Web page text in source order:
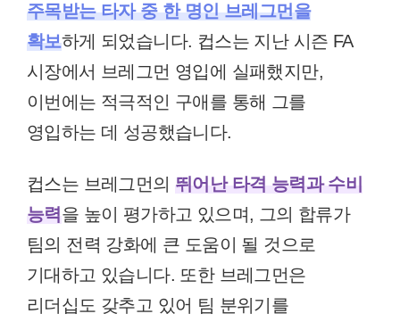
주목받는 타자 중 한 명인 브레그먼을
확보하게 되었습니다. 컵스는 지난 시즌 FA
시장에서 브레그먼 영입에 실패했지만,
이번에는 적극적인 구애를 통해 그를
영입하는 데 성공했습니다.
컵스는 브레그먼의 뛰어난 타격 능력과 수비
능력을 높이 평가하고 있으며, 그의 합류가
팀의 전력 강화에 큰 도움이 될 것으로
기대하고 있습니다. 또한 브레그먼은
리더십도 갖추고 있어 팀 분위기를